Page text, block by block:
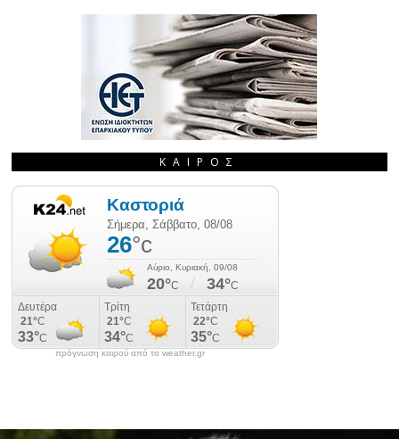
ΚΑΙΡΌΣ
πρόγνωση καιρού από το weather.gr